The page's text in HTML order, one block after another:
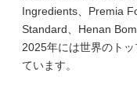
Ingredients、Premia
Standard、Henan
2025年には世界のト
ています。